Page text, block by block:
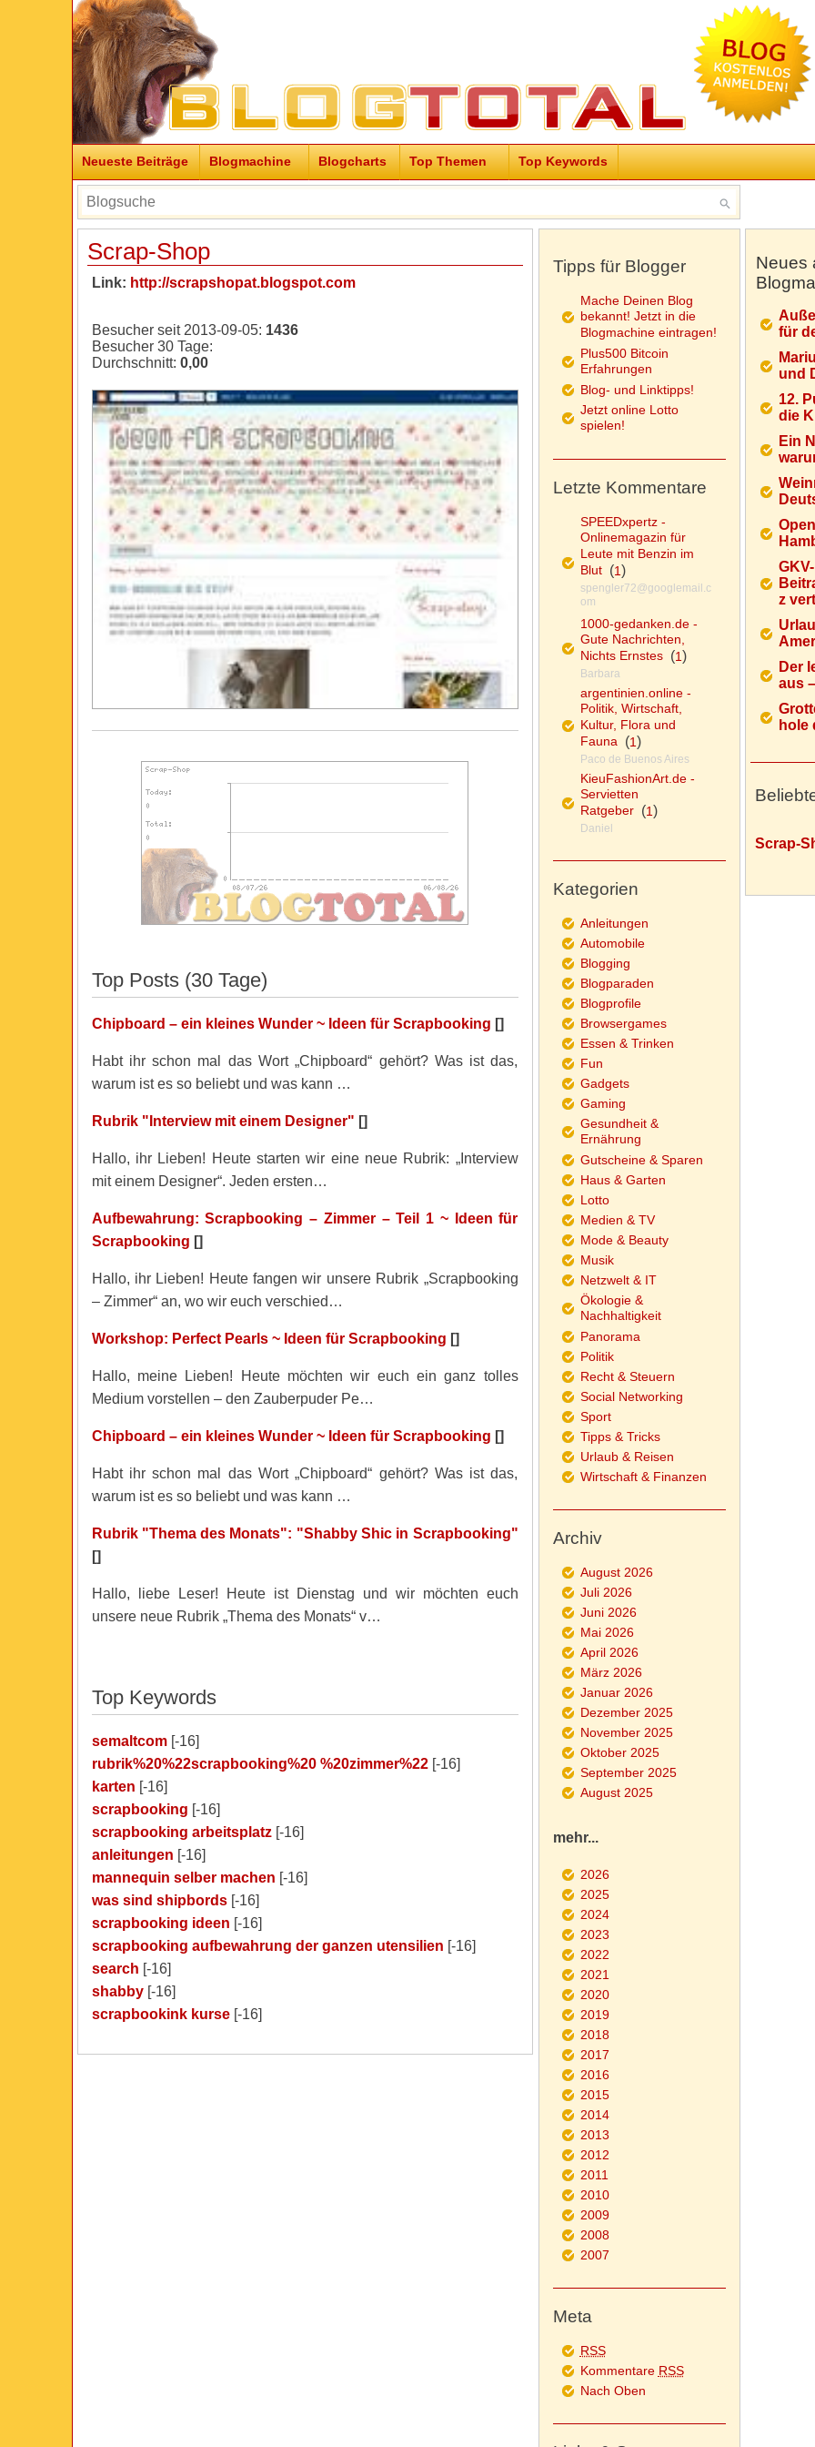
Neueste Beiträge Blogmachine Blogcharts Top Themen Top Keywords
Scrap-Shop
Link: http://scrapshopat.blogspot.com
Besucher seit 2013-09-05: 1436
Besucher 30 Tage:
Durchschnitt: 0,00
Top Posts (30 Tage)
Chipboard – ein kleines Wunder ~ Ideen für Scrapbooking []
Habt ihr schon mal das Wort „Chipboard“ gehört? Was ist das,
warum ist es so beliebt und was kann …
Rubrik "Interview mit einem Designer" []
Hallo, ihr Lieben! Heute starten wir eine neue Rubrik: „Interview
mit einem Designer“. Jeden ersten…
Aufbewahrung: Scrapbooking – Zimmer – Teil 1 ~ Ideen für
Scrapbooking []
Hallo, ihr Lieben! Heute fangen wir unsere Rubrik „Scrapbooking
– Zimmer“ an, wo wir euch verschied…
Workshop: Perfect Pearls ~ Ideen für Scrapbooking []
Hallo, meine Lieben! Heute möchten wir euch ein ganz tolles
Medium vorstellen – den Zauberpuder Pe…
Chipboard – ein kleines Wunder ~ Ideen für Scrapbooking []
Habt ihr schon mal das Wort „Chipboard“ gehört? Was ist das,
warum ist es so beliebt und was kann …
Rubrik "Thema des Monats": "Shabby Shic in Scrapbooking"
[]
Hallo, liebe Leser! Heute ist Dienstag und wir möchten euch
unsere neue Rubrik „Thema des Monats“ v…
Top Keywords
semaltcom[-16]
rubrik%20%22scrapbooking%20 %20zimmer%22[-16]
karten [-16]
scrapbooking [-16]
scrapbooking arbeitsplatz[-16]
anleitungen [-16]
mannequin selber machen [-16]
was sind shipbords[-16]
scrapbooking ideen [-16]
scrapbooking aufbewahrung der ganzen utensilien [-16]
search [-16]
shabby[-16]
scrapbookink kurse[-16]
Neues
für
und
12.
die
Ein
GKV-
z
Der
aus
hole
Scrap-
Tipps für Blogger
Mache Deinen Blog
bekannt! Jetzt in die
Blogmachine eintragen!
Plus500 Bitcoin
Erfahrungen
Blog- und Linktipps!
Jetzt online Lotto
spielen!
Letzte Kommentare
SPEEDxpertz -
Onlinemagazin für
Leute mit Benzin im
Blut(1)
spengler72@googlemail.c
om
1000-gedanken.de -
Gute Nachrichten,
Nichts Ernstes(1)
Barbara
argentinien.online -
Politik, Wirtschaft,
Kultur, Flora und
Fauna(1)
Paco de Buenos Aires
KieuFashionArt.de -
Servietten
Ratgeber(1)
Daniel
Kategorien
Anleitungen
Automobile
Blogging
Blogparaden
Blogprofile
Browsergames
Essen & Trinken
Fun
Gadgets
Gaming
Gesundheit &
Ernährung
Gutscheine & Sparen
Haus & Garten
Lotto
Medien & TV
Mode & Beauty
Musik
Netzwelt & IT
Ökologie &
Nachhaltigkeit
Panorama
Politik
Recht & Steuern
Social Networking
Sport
Tipps & Tricks
Urlaub & Reisen
Wirtschaft & Finanzen
Archiv
August 2026
Juli 2026
Juni 2026
Mai 2026
April 2026
März 2026
Januar 2026
Dezember 2025
November 2025
Oktober 2025
September 2025
August 2025
mehr...
2026
2025
2024
2023
2022
2021
2020
2019
2018
2017
2016
2015
2014
2013
2012
2011
2010
2009
2008
2007
Meta
RSS
Kommentare RSS
Nach Oben